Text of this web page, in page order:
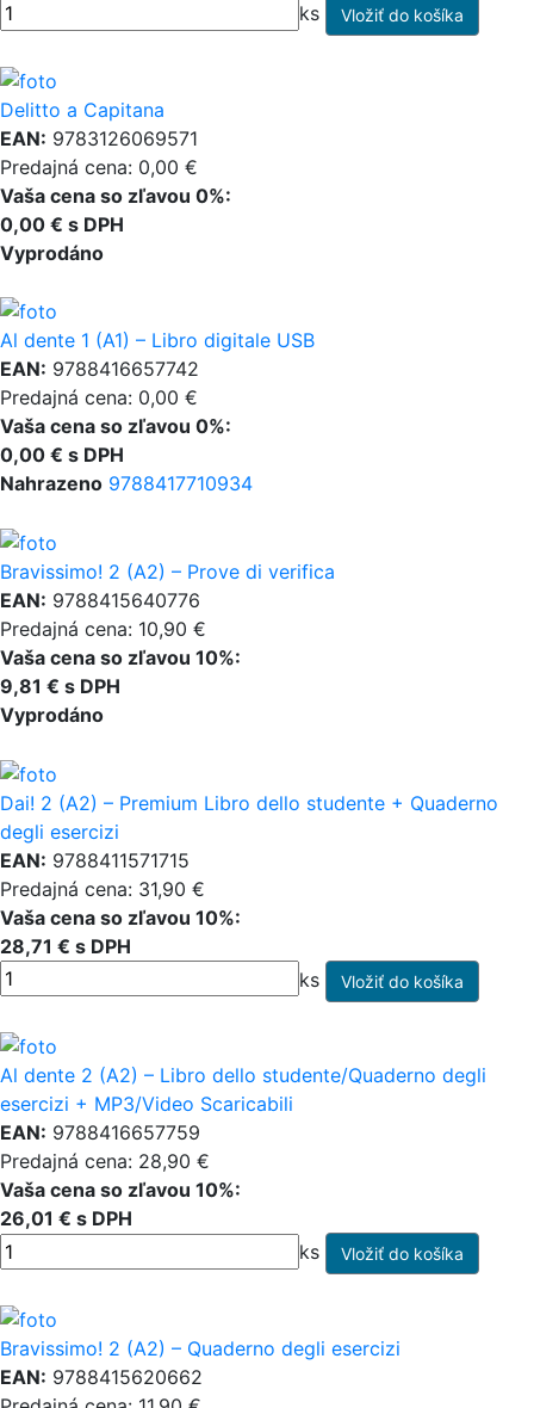
ks
Delitto a Capitana
EAN: 9783126069571
Predajná cena: 0,00 €
Vaša cena so zľavou 0%:
0,00 € s DPH
Vyprodáno
Al dente 1 (A1) – Libro digitale USB
EAN: 9788416657742
Predajná cena: 0,00 €
Vaša cena so zľavou 0%:
0,00 € s DPH
Nahrazeno 9788417710934
Bravissimo! 2 (A2) – Prove di verifica
EAN: 9788415640776
Predajná cena: 10,90 €
Vaša cena so zľavou 10%:
9,81 € s DPH
Vyprodáno
Dai! 2 (A2) – Premium Libro dello studente + Quaderno
degli esercizi
EAN: 9788411571715
Predajná cena: 31,90 €
Vaša cena so zľavou 10%:
28,71 € s DPH
ks
Al dente 2 (A2) – Libro dello studente/Quaderno degli
esercizi + MP3/Video Scaricabili
EAN: 9788416657759
Predajná cena: 28,90 €
Vaša cena so zľavou 10%:
26,01 € s DPH
ks
Bravissimo! 2 (A2) – Quaderno degli esercizi
EAN: 9788415620662